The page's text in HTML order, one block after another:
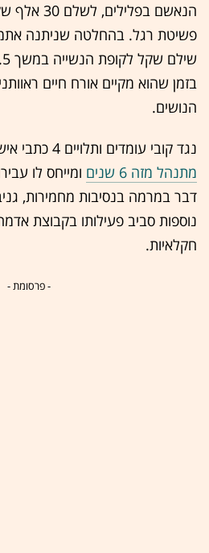
הנאשם
פשיטת רגל. בהחלטה שניתנה
בזמן שהוא מקיים אורח חיים
הנושים.
נגד קובי עומדים ותלויים 4 כתבי אישום.
מתנהל מזה 6 שנים
ומייחס לו
דבר במרמה בנסיבות מחמירות,
נוספות סביב פעילותו בקבוצת
חקלאיות.
- פרסומת -